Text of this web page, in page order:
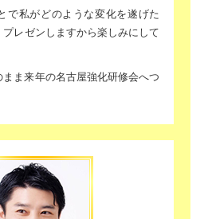
で私がどのような変化を遂げた
プレゼンしますから楽しみにして
ま来年の名古屋強化研修会へつ